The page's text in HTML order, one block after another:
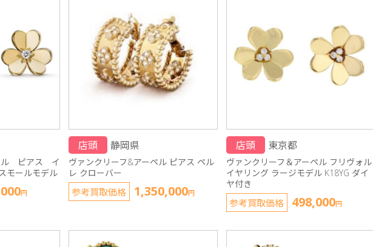
ル ピアス イ
モールモデル
円
店頭 静岡県
ヴァンクリーフ&アーペル ピアス ペル
レ クローバー
参考買取価格 1,350,000円
店頭 東京都
ヴァンクリーフ＆アーペル フリヴォル
イヤリング ラージモデル K18YG ダイ
ヤ付き
参考買取価格 498,000円